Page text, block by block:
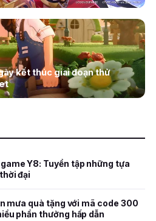
kết thúc giai đoạn thử
Y8: Tuyển tập những tựa
đại
mưa quà tặng với mã code 300
phần thưởng hấp dẫn